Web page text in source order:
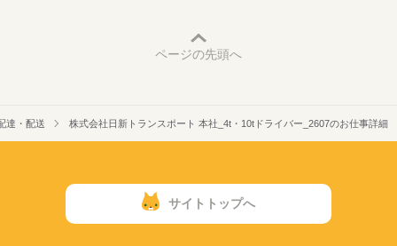
ページの先頭へ
達・配送 株式会社日新トランスポート 本社_4t・10tドライバー_2607のお仕事詳細
サイトトップへ